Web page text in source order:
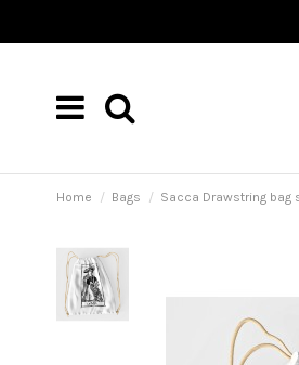
Home Bags Sacca Drawstring bag